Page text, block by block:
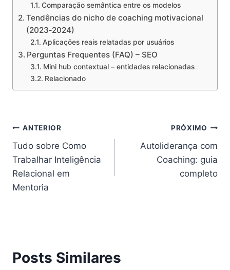
Comparação semântica entre os modelos
Tendências do nicho de coaching motivacional
(2023‑2024)
Aplicações reais relatadas por usuários
Perguntas Frequentes (FAQ) – SEO
Mini hub contextual – entidades relacionadas
Relacionado
Navegação
de
Post
ANTERIOR
Tudo sobre Como
Trabalhar Inteligência
Relacional em
Mentoria
PRÓXIMO
Autoliderança com
Coaching: guia
completo
Posts Similares